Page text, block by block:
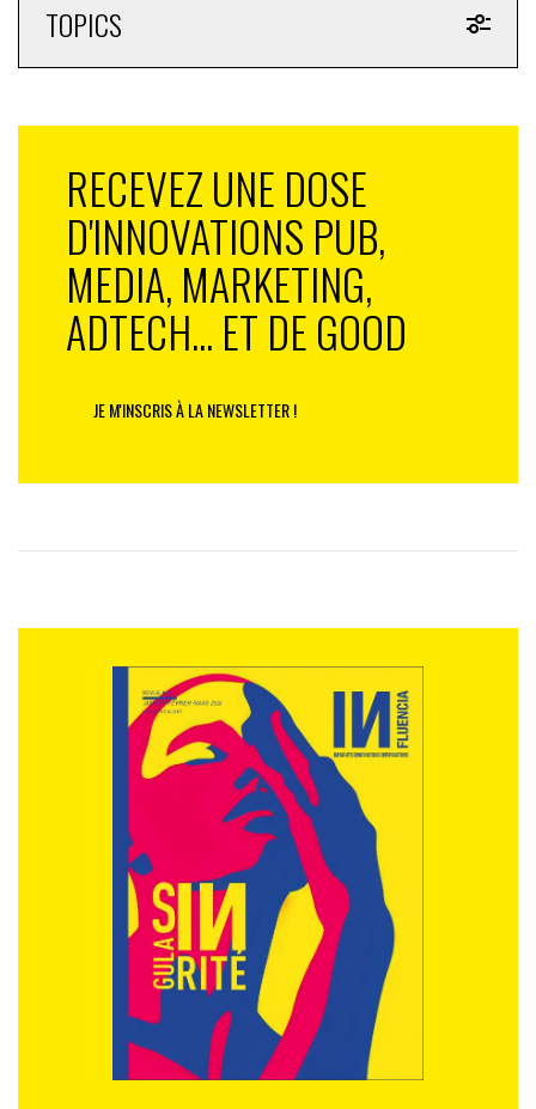
TOPICS
RECEVEZ UNE DOSE
D'INNOVATIONS PUB,
MEDIA, MARKETING,
ADTECH... ET DE GOOD
JE M'INSCRIS À LA NEWSLETTER !